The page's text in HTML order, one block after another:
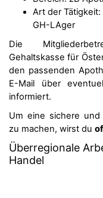
Art der
GH-LAger
Die
Gehaltskasse für
den passenden
E-Mail über
informiert.
Um eine sichere
zu machen, wirst du
Überregionale
Handel